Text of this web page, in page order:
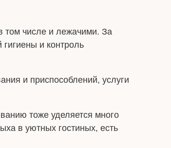
том числе и лежачими. За
и контроль
и приспособлений, услуги
тоже уделяется много
в уютных гостиных, есть